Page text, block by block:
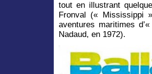
tout en illustrant
Fronval («
aventures maritimes
Nadaud, en 1972).